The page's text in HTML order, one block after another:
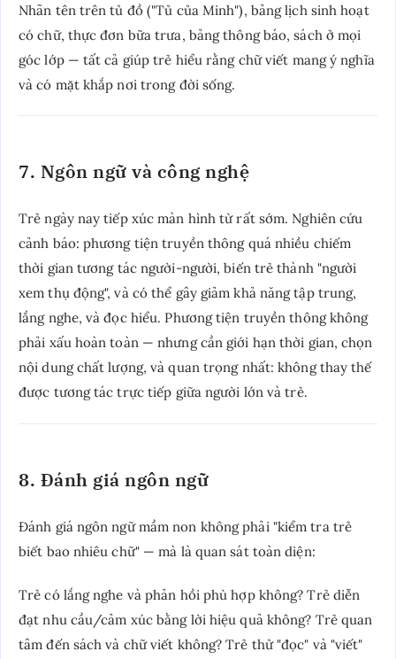
Nhãn tên trên tủ đồ ("Tủ của Minh"), bảng lịch sinh hoạt
có chữ, thực đơn bữa trưa, bảng thông báo, sách ở mọi
góc lớp — tất cả giúp trẻ hiểu rằng chữ viết mang ý nghĩa
và có mặt khắp nơi trong đời sống.
7. Ngôn ngữ và công nghệ
Trẻ ngày nay tiếp xúc màn hình từ rất sớm. Nghiên cứu
cảnh báo: phương tiện truyền thông quá nhiều chiếm
thời gian tương tác người-người, biến trẻ thành "người
xem thụ động", và có thể gây giảm khả năng tập trung,
lắng nghe, và đọc hiểu. Phương tiện truyền thông không
phải xấu hoàn toàn — nhưng cần giới hạn thời gian, chọn
nội dung chất lượng, và quan trọng nhất: không thay thế
được tương tác trực tiếp giữa người lớn và trẻ.
8. Đánh giá ngôn ngữ
Đánh giá ngôn ngữ mầm non không phải "kiểm tra trẻ
biết bao nhiêu chữ" — mà là quan sát toàn diện:
Trẻ có lắng nghe và phản hồi phù hợp không? Trẻ diễn
đạt nhu cầu/cảm xúc bằng lời hiệu quả không? Trẻ quan
tâm đến sách và chữ viết không? Trẻ thử "đọc" và "viết"